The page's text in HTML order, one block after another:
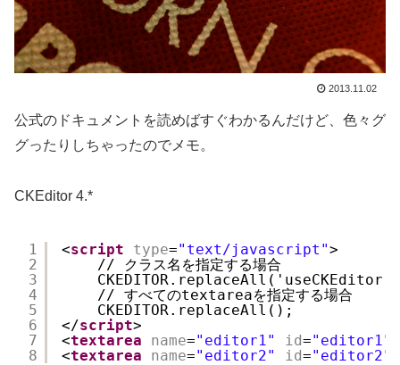
2013.11.02
公式のドキュメントを読めばすぐわかるんだけど、色々グ
グったりしちゃったのでメモ。
CKEditor 4.*
1
2
3
4
5
6
7
8
<script type="text/javascript">
// クラス名を指定する場合
// すべてのtextareaを指定する場合
CKEDITOR.replaceAll();
</script>
<textarea name="editor1" id="editor1"
<textarea name="editor2" id="editor2"